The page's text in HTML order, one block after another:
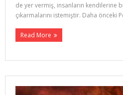
de yer vermiş, insanların kendilerine
çıkarmalarını istemiştir. Daha önceki
Read More